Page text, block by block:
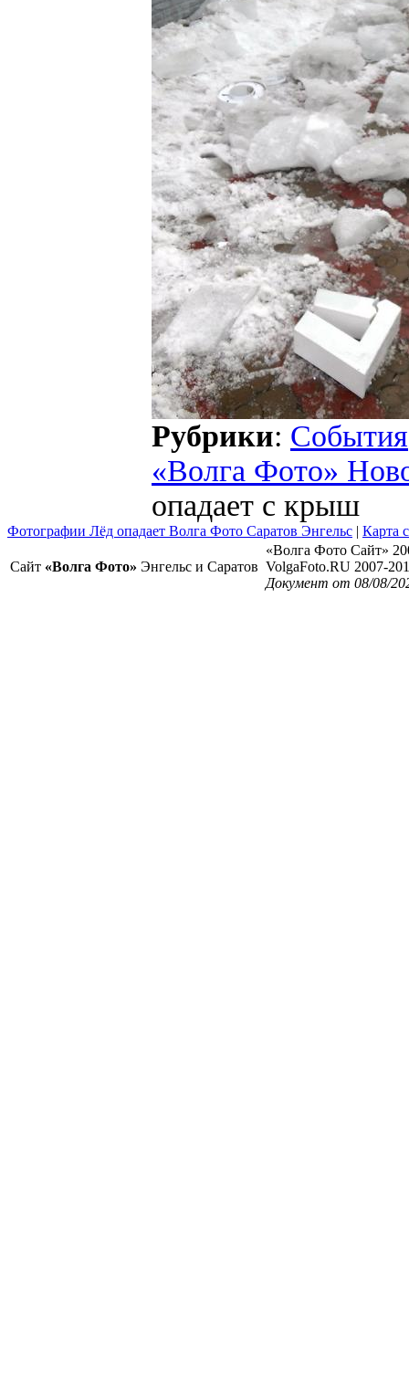
Рубрики: События
«Волга Фото»
опадает с крыш
Фотографии Лёд опадает Волга Фото Саратов Энгельс | Карта
Сайт «Волга Фото» Энгельс и Саратов
«Волга Фото Сайт»
VolgaFoto.RU 2007-
Документ от 08/08/